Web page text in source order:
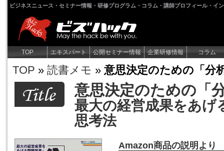
ビジネスニュース・セミナー情報・研修プログラム・コラム・講師プロフィール・イ
TOP エキスパート 公開セミナー情報 企業研修情報 コラム
TOP » 読書メモ » 意思決定のための「分
意思決定のための「
最大の経営成果をあげ
思考法
Amazon商品の説明より